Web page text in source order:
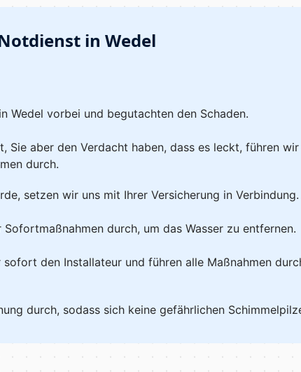
in Wedel
Wedel vorbei und begutachten den Schaden.
Sie aber den Verdacht haben, dass es leckt, führen
durch.
setzen wir uns mit Ihrer Versicherung in Verbindung.
durch, um das Wasser zu entfernen.
den Installateur und führen alle Maßnahmen
durch, sodass sich keine gefährlichen